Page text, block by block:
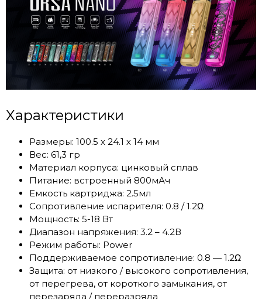
Характеристики
Размеры: 100.5 х 24.1 х 14 мм
Вес: 61,3 гр
Материал корпуса: цинковый сплав
Питание: встроенный 800мАч
Емкость картриджа: 2.5мл
Сопротивление испарителя: 0.8 / 1.2Ω
Мощность: 5-18 Вт
Диапазон напряжения: 3.2 – 4.2В
Режим работы: Power
Поддерживаемое сопротивление: 0.8 — 1.2Ω
Защита: от низкого / высокого сопротивления,
от перегрева, от короткого замыкания, от
перезаряда / переразряда